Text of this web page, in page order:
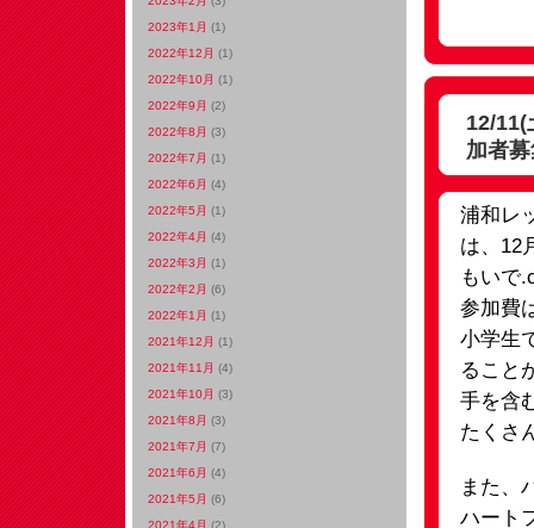
12/11(
加者
浦和レ
は、12
もいで
参加費
小学生
ること
手を含
たくさ
また、
ハート
2023年1月 (1)
2022年12月 (1)
2022年10月 (1)
2022年9月 (2)
2022年8月 (3)
2022年7月 (1)
2022年6月 (4)
2022年5月 (1)
2022年4月 (4)
2022年3月 (1)
2022年2月 (6)
2022年1月 (1)
2021年12月 (1)
2021年11月 (4)
2021年10月 (3)
2021年8月 (3)
2021年7月 (7)
2021年6月 (4)
2021年5月 (6)